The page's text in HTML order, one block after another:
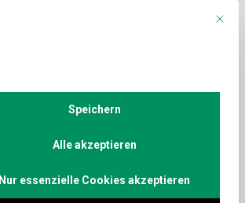
Mit
Speichern
Alle akzeptieren
Nur essenzielle Cookies akzeptieren